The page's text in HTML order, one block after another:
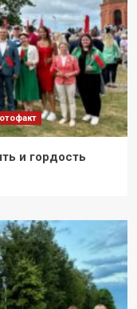
и гордость